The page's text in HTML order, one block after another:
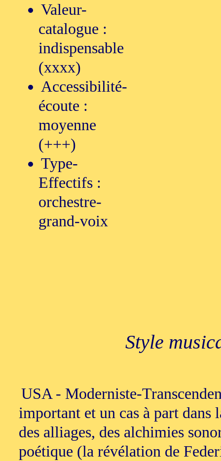
Valeur-
catalogue :
indispensable
(xxxx)
Accessibilité-
écoute :
moyenne
(+++)
Type-
Effectifs :
orchestre-
grand-voix
Style
USA - Moderniste-
important et un cas à part
des alliages, des alchimies
poétique (la révélation de